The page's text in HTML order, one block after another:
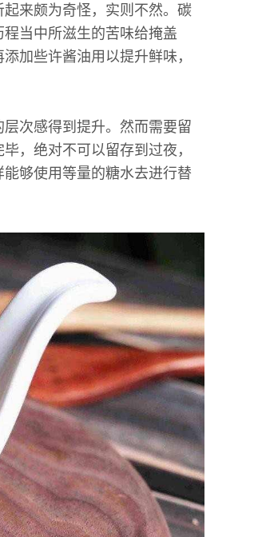
来颇为奇怪，实则不然。碳
当中所滋生的苦味给掩盖
加些许酱油用以提升鲜味，
次感得到提升。然而需要留
，绝对不可以留存到过夜，
够使用等量的糖水去进行替